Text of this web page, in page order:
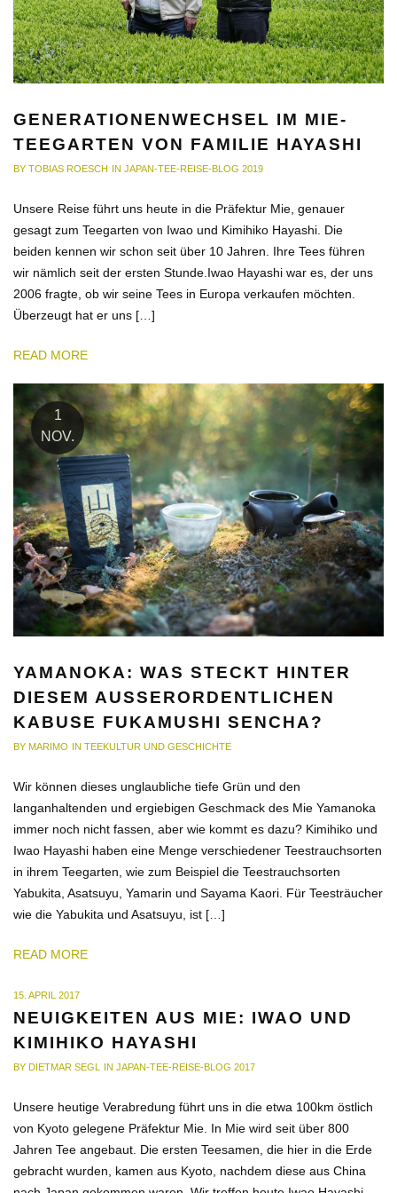
GENERATIONENWECHSEL IM MIE-
TEEGARTEN VON FAMILIE HAYASHI
BY TOBIAS ROESCH IN JAPAN-TEE-REISE-BLOG 2019
Unsere Reise führt uns heute in die Präfektur Mie, genauer
gesagt zum Teegarten von Iwao und Kimihiko Hayashi. Die
beiden kennen wir schon seit über 10 Jahren. Ihre Tees führen
wir nämlich seit der ersten Stunde.Iwao Hayashi war es, der uns
2006 fragte, ob wir seine Tees in Europa verkaufen möchten.
Überzeugt hat er uns […]
READ MORE
1
NOV.
YAMANOKA: WAS STECKT HINTER
DIESEM AUSSERORDENTLICHEN K
ABUSE FUKAMUSHI SENCHA?
BY MARIMO IN TEEKULTUR UND GESCHICHTE
Wir können dieses unglaubliche tiefe Grün und den
langanhaltenden und ergiebigen Geschmack des Mie Yamanoka
immer noch nicht fassen, aber wie kommt es dazu? Kimihiko und
Iwao Hayashi haben eine Menge verschiedener Teestrauchsorten
in ihrem Teegarten, wie zum Beispiel die Teestrauchsorten
Yabukita, Asatsuyu, Yamarin und Sayama Kaori. Für Teesträucher
wie die Yabukita und Asatsuyu, ist […]
READ MORE
ON
15. APRIL 2017
NEUIGKEITEN AUS MIE: IWAO UND
KIMIHIKO HAYASHI
BY DIETMAR SEGL IN JAPAN-TEE-REISE-BLOG 2017
Unsere heutige Verabredung führt uns in die etwa 100km östlich
von Kyoto gelegene Präfektur Mie. In Mie wird seit über 800
Jahren Tee angebaut. Die ersten Teesamen, die hier in die Erde
gebracht wurden, kamen aus Kyoto, nachdem diese aus China